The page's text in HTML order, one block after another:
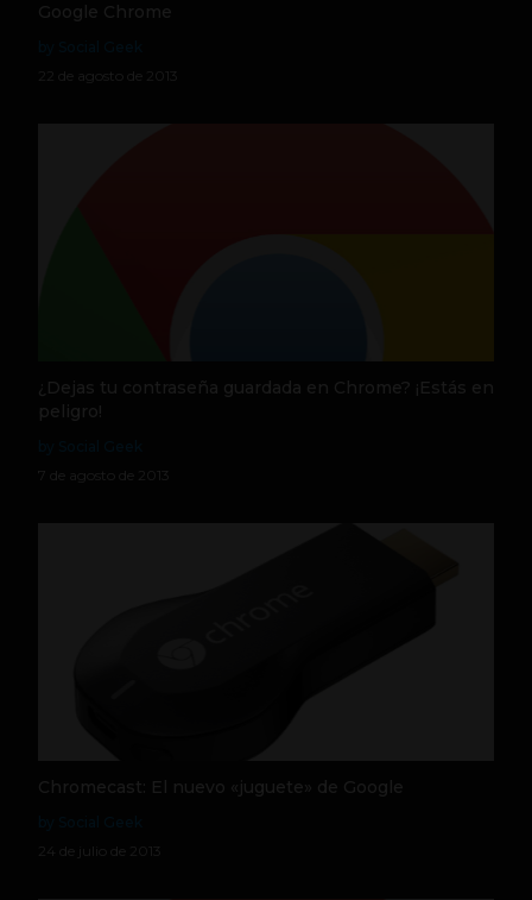
Google Chrome
22 de agosto de 2013
¿Dejas tu contraseña guardada en Chrome? ¡Estás en
peligro!
7 de agosto de 2013
Chromecast: El nuevo «juguete» de Google
24 de julio de 2013